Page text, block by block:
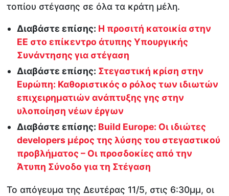
τοπίου στέγασης σε όλα τα κράτη μέλη.
Διαβάστε επίσης: H προσιτή κατοικία στην
ΕΕ στο επίκεντρο άτυπης Υπουργικής
Συνάντησης για στέγαση
Διαβάστε επίσης: Στεγαστική κρίση στην
Ευρώπη: Καθοριστικός ο ρόλος των ιδιωτών
επιχειρηματιών ανάπτυξης γης στην
υλοποίηση νέων έργων
Διαβάστε επίσης: Build Europe: Οι ιδιώτες
developers μέρος της λύσης του στεγαστικού
προβλήματος – Οι προσδοκίες από την
Άτυπη Σύνοδο για τη Στέγαση
Το απόγευμα της Δευτέρας 11/5, στις 6:30μμ, οι